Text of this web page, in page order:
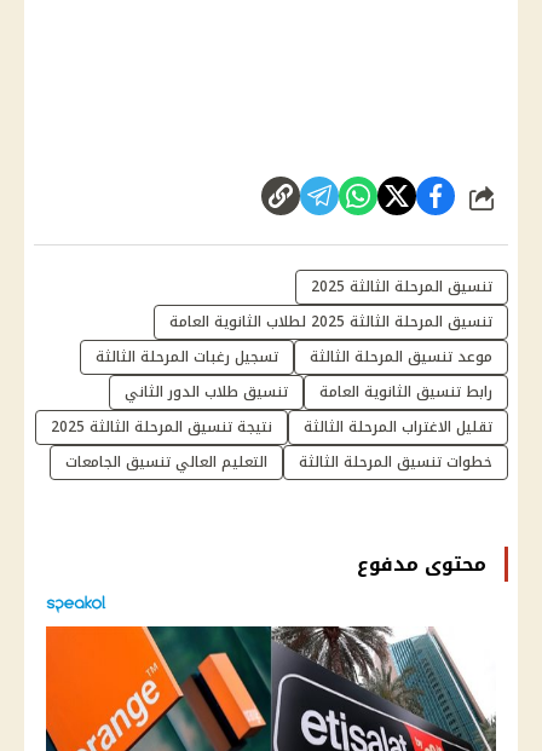
شارك
تنسيق المرحلة الثالثة 2025
تنسيق المرحلة الثالثة 2025 لطلاب الثانوية العامة
موعد تنسيق المرحلة الثالثة
تسجيل رغبات المرحلة الثالثة
رابط تنسيق الثانوية العامة
تنسيق طلاب الدور الثاني
تقليل الاغتراب المرحلة الثالثة
نتيجة تنسيق المرحلة الثالثة 2025
خطوات تنسيق المرحلة الثالثة
التعليم العالي تنسيق الجامعات
محتوى مدفوع